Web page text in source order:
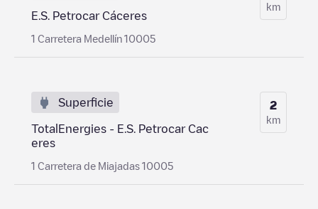
E.S. Petrocar Cáceres
1 Carretera Medellín 10005
km
Superficie
TotalEnergies - E.S. Petrocar Cac
eres
1 Carretera de Miajadas 10005
2
km